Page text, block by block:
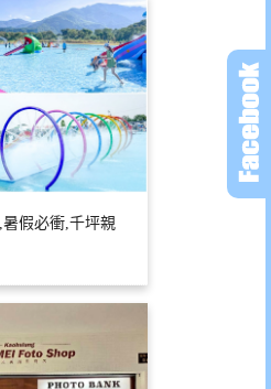
假必衝,千坪親